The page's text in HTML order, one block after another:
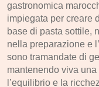
gastronomica
impiegata per creare
base di pasta sottile,
nella preparazione e
sono tramandate di
mantenendo viva
l’equilibrio e la